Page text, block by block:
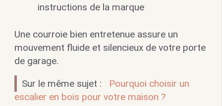
instructions de la marque
Une courroie bien entretenue assure un
mouvement fluide et silencieux de votre porte
de garage.
Sur le même sujet :
Pourquoi choisir un
escalier en bois pour votre maison ?